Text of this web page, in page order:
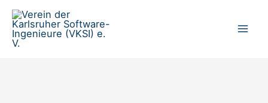
Zum
Inhalt
springen